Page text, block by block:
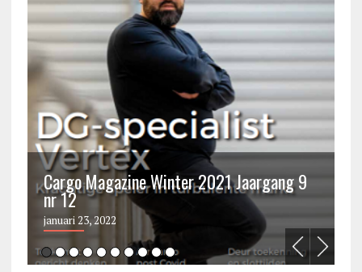
Cargo Magazine Winter 2021 Jaargang 9
nr 12
januari 23, 2022